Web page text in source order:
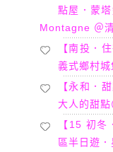
點屋．蒙
Montagne ＠
【南投．
義式鄉村城
【永和．
大人的甜
【15 初
區半日遊